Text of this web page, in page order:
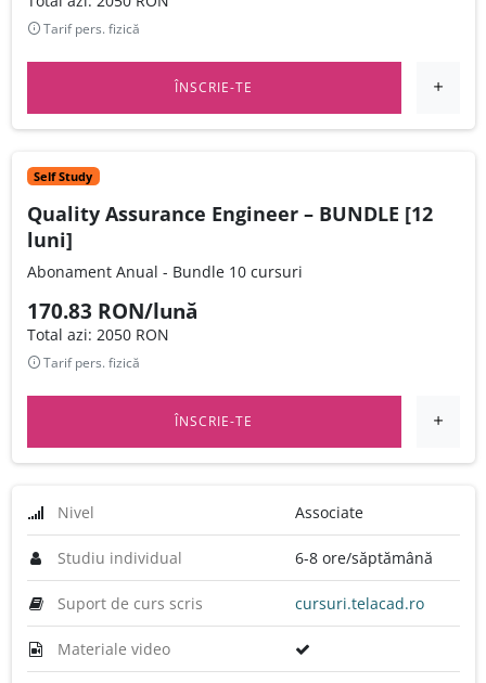
Tarif pers. fizică
ÎNSCRIE-TE
Self Study
Quality Assurance Engineer – BUNDLE [12
luni]
Abonament Anual - Bundle 10 cursuri
170.83 RON/lună
Total azi: 2050 RON
Tarif pers. fizică
ÎNSCRIE-TE
Nivel Associate
Studiu individual 6-8 ore/săptămână
Suport de curs scris cursuri.telacad.ro
Materiale video